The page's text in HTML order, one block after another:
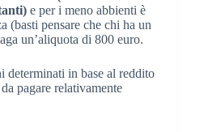
e per i meno abbienti è
(basti pensare che chi ha un
un’aliquota di 800 euro.
determinati in base al reddito
pagare relativamente